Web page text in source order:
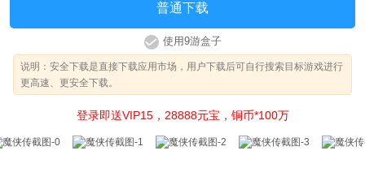
普通下载
使用9游盒子
说明 ：安全下载是直接下载应用市场，用户下载后可自行搜索目标游戏进行
更高速、更安全下载。
登录即送VIP15，28888元宝，铜币*100万